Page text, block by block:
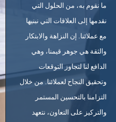
ما نقوم به، من الحلول التي
نقدمها إلى العلاقات التي نبنيها
مع عملائنا. إن النزاهة والابتكار
والثقة هي جوهر قيمنا، وهي
الدافع لنا لتجاوز التوقعات
وتحقيق النجاح لعملائنا. من خلال
التزامنا بالتحسين المستمر
والتركيز على التعاون، نتعهد